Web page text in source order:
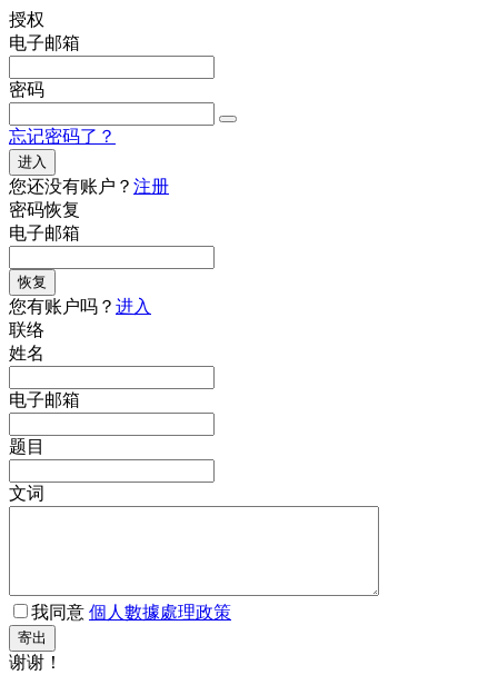
授权
电子邮箱
密码
忘记密码了？
进入
您还没有账户？ 注册
密码恢复
电子邮箱
恢复
您有账户吗？ 进入
联络
姓名
电子邮箱
题目
文词
我同意 個人數據處理政策
寄出
谢谢！